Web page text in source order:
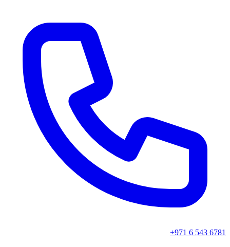
+971 6 543 6781